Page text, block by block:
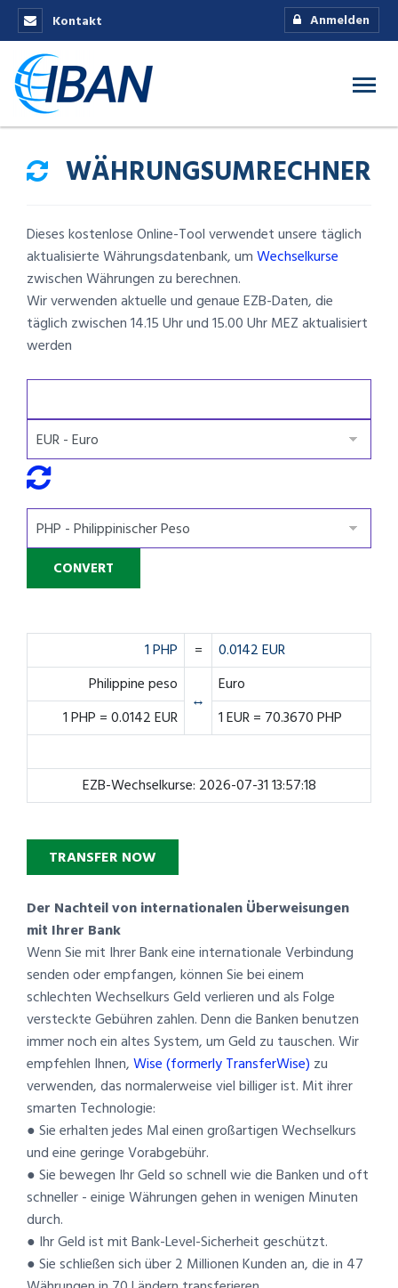
Kontakt Anmelden
WÄHRUNGSUMRECHNER
Dieses kostenlose Online-Tool verwendet unsere täglich
aktualisierte Währungsdatenbank, umWechselkurse
zwischen Währungen zu berechnen.
Wir verwenden aktuelle und genaue EZB-Daten, die
täglich zwischen 14.15 Uhr und 15.00 Uhr MEZ aktualisiert
werden
1 PHP =
0.0142 EUR
Philippine peso
↔
Euro
1 PHP = 0.0142 EUR
1 EUR = 70.3670 PHP
EZB-Wechselkurse: 2026-07-31 13:57:18
TRANSFER NOW
Der Nachteil von internationalen Überweisungen
mit Ihrer Bank
Wenn Sie mit Ihrer Bank eine internationale Verbindung
senden oder empfangen, können Sie bei einem
schlechten Wechselkurs Geld verlieren und als Folge
versteckte Gebühren zahlen. Denn die Banken benutzen
immer noch ein altes System, um Geld zu tauschen. Wir
empfehlen Ihnen,Wise (formerly TransferWise) zu
verwenden, das normalerweise viel billiger ist. Mit ihrer
smarten Technologie:
● Sie erhalten jedes Mal einen großartigen Wechselkurs
und eine geringe Vorabgebühr.
● Sie bewegen Ihr Geld so schnell wie die Banken und oft
schneller - einige Währungen gehen in wenigen Minuten
durch.
● Ihr Geld ist mit Bank-Level-Sicherheit geschützt.
● Sie schließen sich über 2 Millionen Kunden an, die in 47